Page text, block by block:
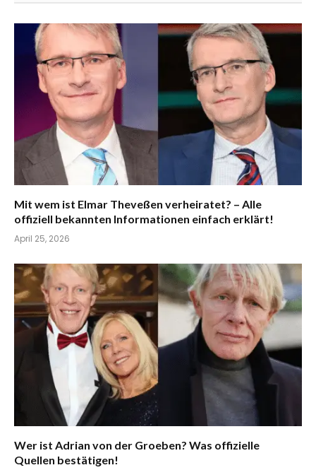
Mit wem ist Elmar Theveßen verheiratet? – Alle
offiziell bekannten Informationen einfach erklärt!
April 25, 2026
Wer ist Adrian von der Groeben? Was offizielle
Quellen bestätigen!